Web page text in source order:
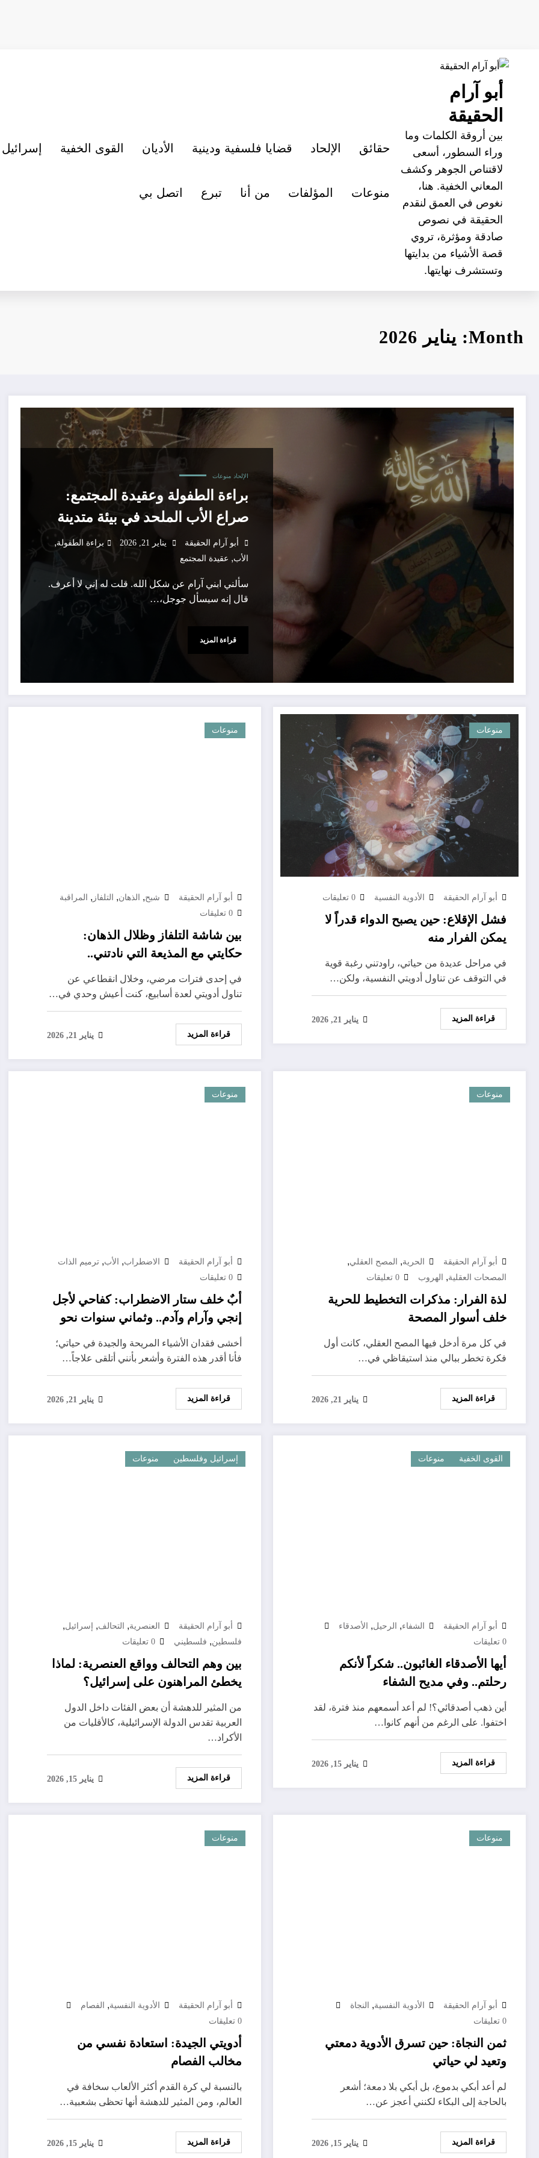
أبو آرام
الحقيقة
بين أروقة الكلمات وما
وراء السطور، أسعى
لاقتناص الجوهر وكشف
المعاني الخفية. هنا،
نغوص في العمق لنقدم
الحقيقة في نصوص
صادقة ومؤثرة، تروي
قصة الأشياء من بدايتها
وتستشرف نهايتها.
حقائق الإلحاد قضايا فلسفية ودينية الأديان القوى الخفية
منوعات المؤلفات من أنا تبرع اتصل بي
Month: يناير 2026
الإلحاد منوعات
براءة الطفولة وعقيدة المجتمع:
صراع الأب الملحد في بيئة متدينة
أبو آرام الحقيقة يناير 21, 2026 براءة الطفولة,
الأب, عقيدة المجتمع
سألني ابني آرام عن شكل الله. قلت له إني لا أعرف.
قال إنه سيسأل جوجل،…
قراءة المزيد
منوعات
أبو آرام الحقيقة الأدوية النفسية 0 تعليقات
فشل الإقلاع: حين يصبح الدواء قدراً لا
يمكن الفرار منه
في مراحل عديدة من حياتي، راودتني رغبة قوية
في التوقف عن تناول أدويتي النفسية، ولكن…
قراءة المزيد يناير 21, 2026
منوعات
أبو آرام الحقيقة شبح, الذهان, التلفاز ,
المراقبة
0 تعليقات
بين شاشة التلفاز وظلال الذهان:
حكايتي مع المذيعة التي نادتني..
ومذكرات “شبح” على الطريق السريع
في إحدى فترات مرضي، وخلال انقطاعي عن
تناول أدويتي لعدة أسابيع، كنت أعيش وحدي في…
قراءة المزيد يناير 21, 2026
منوعات
أبو آرام الحقيقة الحرية, المصح العقلي,
المصحات العقلية, الهروب 0 تعليقات
لذة الفرار: مذكرات التخطيط للحرية
خلف أسوار المصحة
في كل مرة أدخل فيها المصح العقلي، كانت أول
فكرة تخطر ببالي منذ استيقاظي في…
قراءة المزيد يناير 21, 2026
منوعات
أبو آرام الحقيقة الاضطراب, الأب, ترميم الذات
0 تعليقات
أبٌ خلف ستار الاضطراب: كفاحي لأجل
إنجي وآرام وآدم.. وثماني سنوات نحو
الأربعين.. ومحاولة لترميم الذات
أخشى فقدان الأشياء المريحة والجيدة في حياتي؛
فأنا أقدر هذه الفترة وأشعر بأنني أتلقى علاجاً…
قراءة المزيد يناير 21, 2026
القوى الخفية منوعات
أبو آرام الحقيقة الشفاء, الرحيل,
الأصدقاء
0 تعليقات
أيها الأصدقاء الغائبون.. شكراً لأنكم
رحلتم.. وفي مديح الشفاء
أين ذهب أصدقائي؟! لم أعد أسمعهم منذ فترة، لقد
اختفوا. على الرغم من أنهم كانوا…
قراءة المزيد يناير 15, 2026
إسرائيل وفلسطين منوعات
أبو آرام الحقيقة العنصرية, التحالف, إسرائيل,
فلسطين, فلسطيني 0 تعليقات
بين وهم التحالف وواقع العنصرية: لماذا
يخطئ المراهنون على إسرائيل؟
ومعانتي كإنسان فلسطيني
من المثير للدهشة أن بعض الفئات داخل الدول
العربية تقدس الدولة الإسرائيلية، كالأقليات من
الأكراد…
قراءة المزيد يناير 15, 2026
منوعات
أبو آرام الحقيقة الأدوية النفسية,
النجاة
0 تعليقات
ثمن النجاة: حين تسرق الأدوية دمعتي
وتعيد لي حياتي
لم أعد أبكي بدموع، بل أبكي بلا دمعة؛ أشعر
بالحاجة إلى البكاء لكنني أعجز عن…
قراءة المزيد يناير 15, 2026
منوعات
أبو آرام الحقيقة الأدوية النفسية,
الفصام
0 تعليقات
أدويتي الجيدة: استعادة نفسي من
مخالب الفصام
بالنسبة لي كرة القدم أكثر الألعاب سخافة في
العالم، ومن المثير للدهشة أنها تحظى بشعبية…
قراءة المزيد يناير 15, 2026